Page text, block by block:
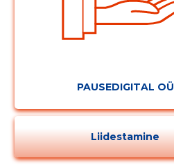
PAUSEDIGITAL OÜ
Liidestamine